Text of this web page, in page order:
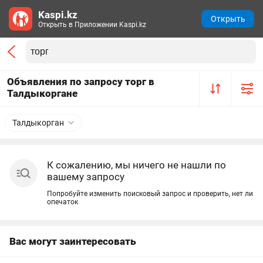
Объявления по запросу торг в
Талдыкоргане
Талдыкорган
К сожалению, мы ничего не нашли по
вашему запросу
Попробуйте изменить поисковый запрос и проверить, нет ли
опечаток
Вас могут заинтересовать
Kaspi.kz
Открыть в Приложении Kaspi.kz
Открыть